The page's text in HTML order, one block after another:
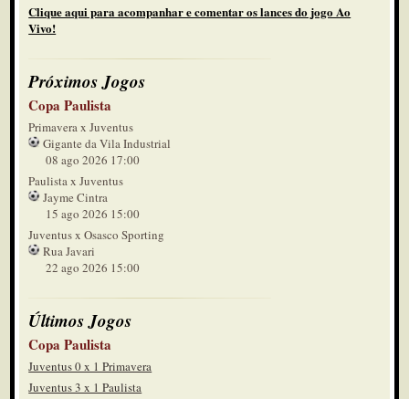
Clique aqui para acompanhar e comentar os lances do jogo Ao
Vivo!
Próximos Jogos
Copa Paulista
Primavera x Juventus
Gigante da Vila Industrial
08 ago 2026 17:00
Paulista x Juventus
Jayme Cintra
15 ago 2026 15:00
Juventus x Osasco Sporting
Rua Javari
22 ago 2026 15:00
Últimos Jogos
Copa Paulista
Juventus 0 x 1 Primavera
Juventus 3 x 1 Paulista